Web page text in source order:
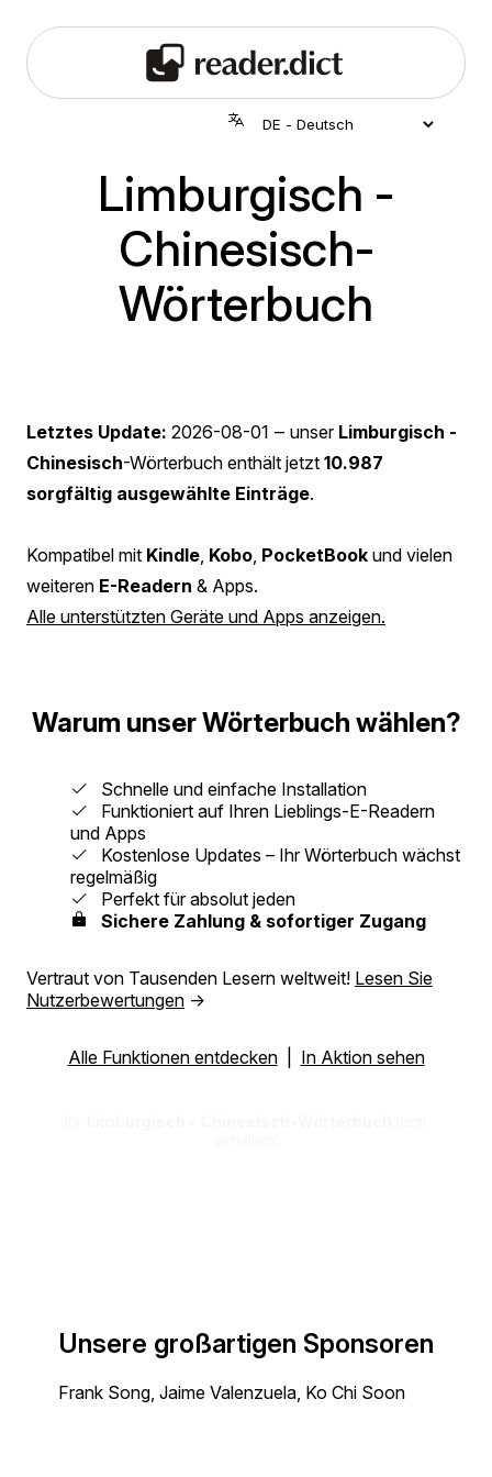
Limburgisch -
Chinesisch-
Wörterbuch
Letztes Update: 2026-08-01 ‒ unser Limburgisch -
Chinesisch-Wörterbuch enthält jetzt 10.987
sorgfältig ausgewählte Einträge.
Kompatibel mit Kindle Kobo PocketBook und vielen
weiteren E-Readern & Apps.
Alle unterstützten Geräte und Apps anzeigen.
Warum unser Wörterbuch wählen?
Schnelle und einfache Installation
Funktioniert auf Ihren Lieblings-E-Readern
und Apps
Kostenlose Updates – Ihr Wörterbuch wächst
regelmäßig
Perfekt für absolut jeden
Sichere Zahlung & sofortiger Zugang
Vertraut von Tausenden Lesern weltweit! Lesen Sie
Nutzerbewertungen →
Alle Funktionen entdecken| In Aktion sehen
Unsere großartigen Sponsoren
Frank Song, Jaime Valenzuela, Ko Chi Soon